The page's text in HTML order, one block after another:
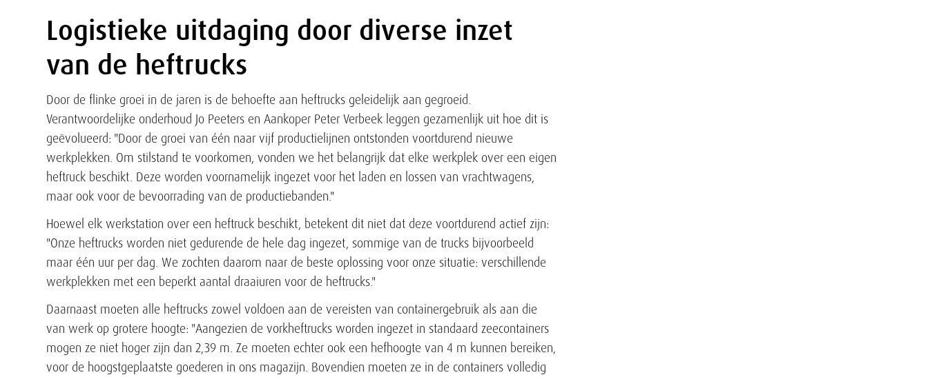
Tekst
Logistieke uitdaging door diverse inzet
van de heftrucks
Door de flinke groei in de jaren is de behoefte aan heftrucks geleidelijk aan gegroeid.
Verantwoordelijke onderhoud Jo Peeters en Aankoper Peter Verbeek leggen gezamenlijk uit hoe dit is
geëvolueerd: "Door de groei van één naar vijf productielijnen ontstonden voortdurend nieuwe
werkplekken. Om stilstand te voorkomen, vonden we het belangrijk dat elke werkplek over een eigen
heftruck beschikt. Deze worden voornamelijk ingezet voor het laden en lossen van vrachtwagens,
maar ook voor de bevoorrading van de productiebanden."
Hoewel elk werkstation over een heftruck beschikt, betekent dit niet dat deze voortdurend actief zijn:
"Onze heftrucks worden niet gedurende de hele dag ingezet, sommige van de trucks bijvoorbeeld
maar één uur per dag. We zochten daarom naar de beste oplossing voor onze situatie: verschillende
werkplekken met een beperkt aantal draaiuren voor de heftrucks."
Daarnaast moeten alle heftrucks zowel voldoen aan de vereisten van containergebruik als aan die
van werk op grotere hoogte: "Aangezien de vorkheftrucks worden ingezet in standaard zeecontainers
mogen ze niet hoger zijn dan 2,39 m. Ze moeten echter ook een hefhoogte van 4 m kunnen bereiken,
voor de hoogstgeplaatste goederen in ons magazijn. Bovendien moeten ze in de containers volledig